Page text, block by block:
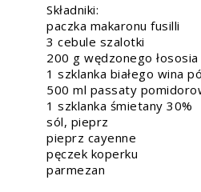
Składniki:
paczka makaronu fusilli
3 cebule szalotki
200 g wędzonego łososia
1 szklanka białego wina
500 ml passaty
1 szklanka śmietany 30%
sól, pieprz
pieprz cayenne
pęczek koperku
parmezan